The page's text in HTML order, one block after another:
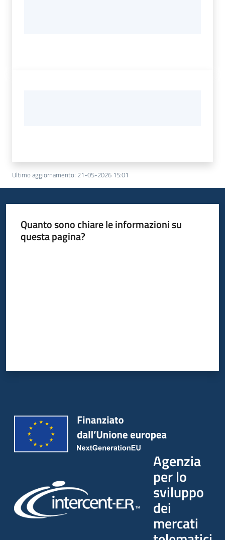
Ultimo aggiornamento: 21-05-2026 15:01
Quanto sono chiare le informazioni su
questa pagina?
Agenzia
per lo
sviluppo
dei
mercati